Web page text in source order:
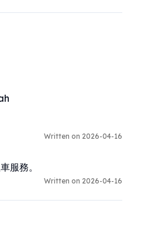
、安心的服務。
再次光臨！
Written on 2026-04-16
服務。
Written on 2026-04-16